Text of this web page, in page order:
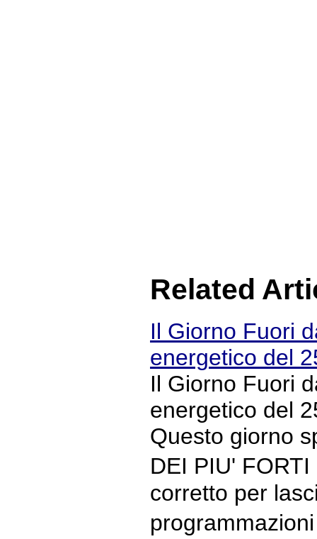
Related
Il Giorno Fuori
energetico del
Il Giorno Fuori
energetico del
Questo giorno
DEI PIU'
corretto per